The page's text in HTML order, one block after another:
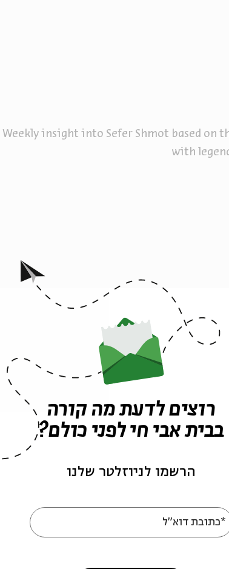
Weekly insight into Sefer Shmot based on
with
Jewish identity
rebbe nachman
jewish people
אירועים נוספים בסדרה
רוצים לדעת מה קורה
בבית אבי חי לפני כולם?
הרשמו לניוזלטר שלנו
*כתובת דוא"ל